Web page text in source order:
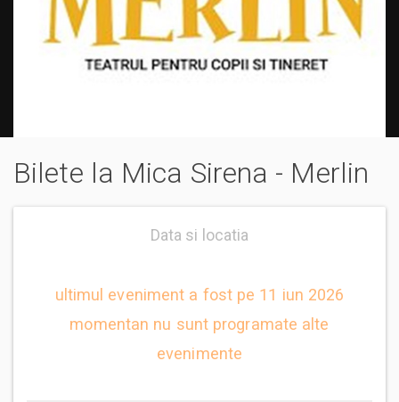
Bilete la Mica Sirena - Merlin
Data si locatia
ultimul eveniment a fost pe 11 iun 2026
momentan nu sunt programate alte
evenimente